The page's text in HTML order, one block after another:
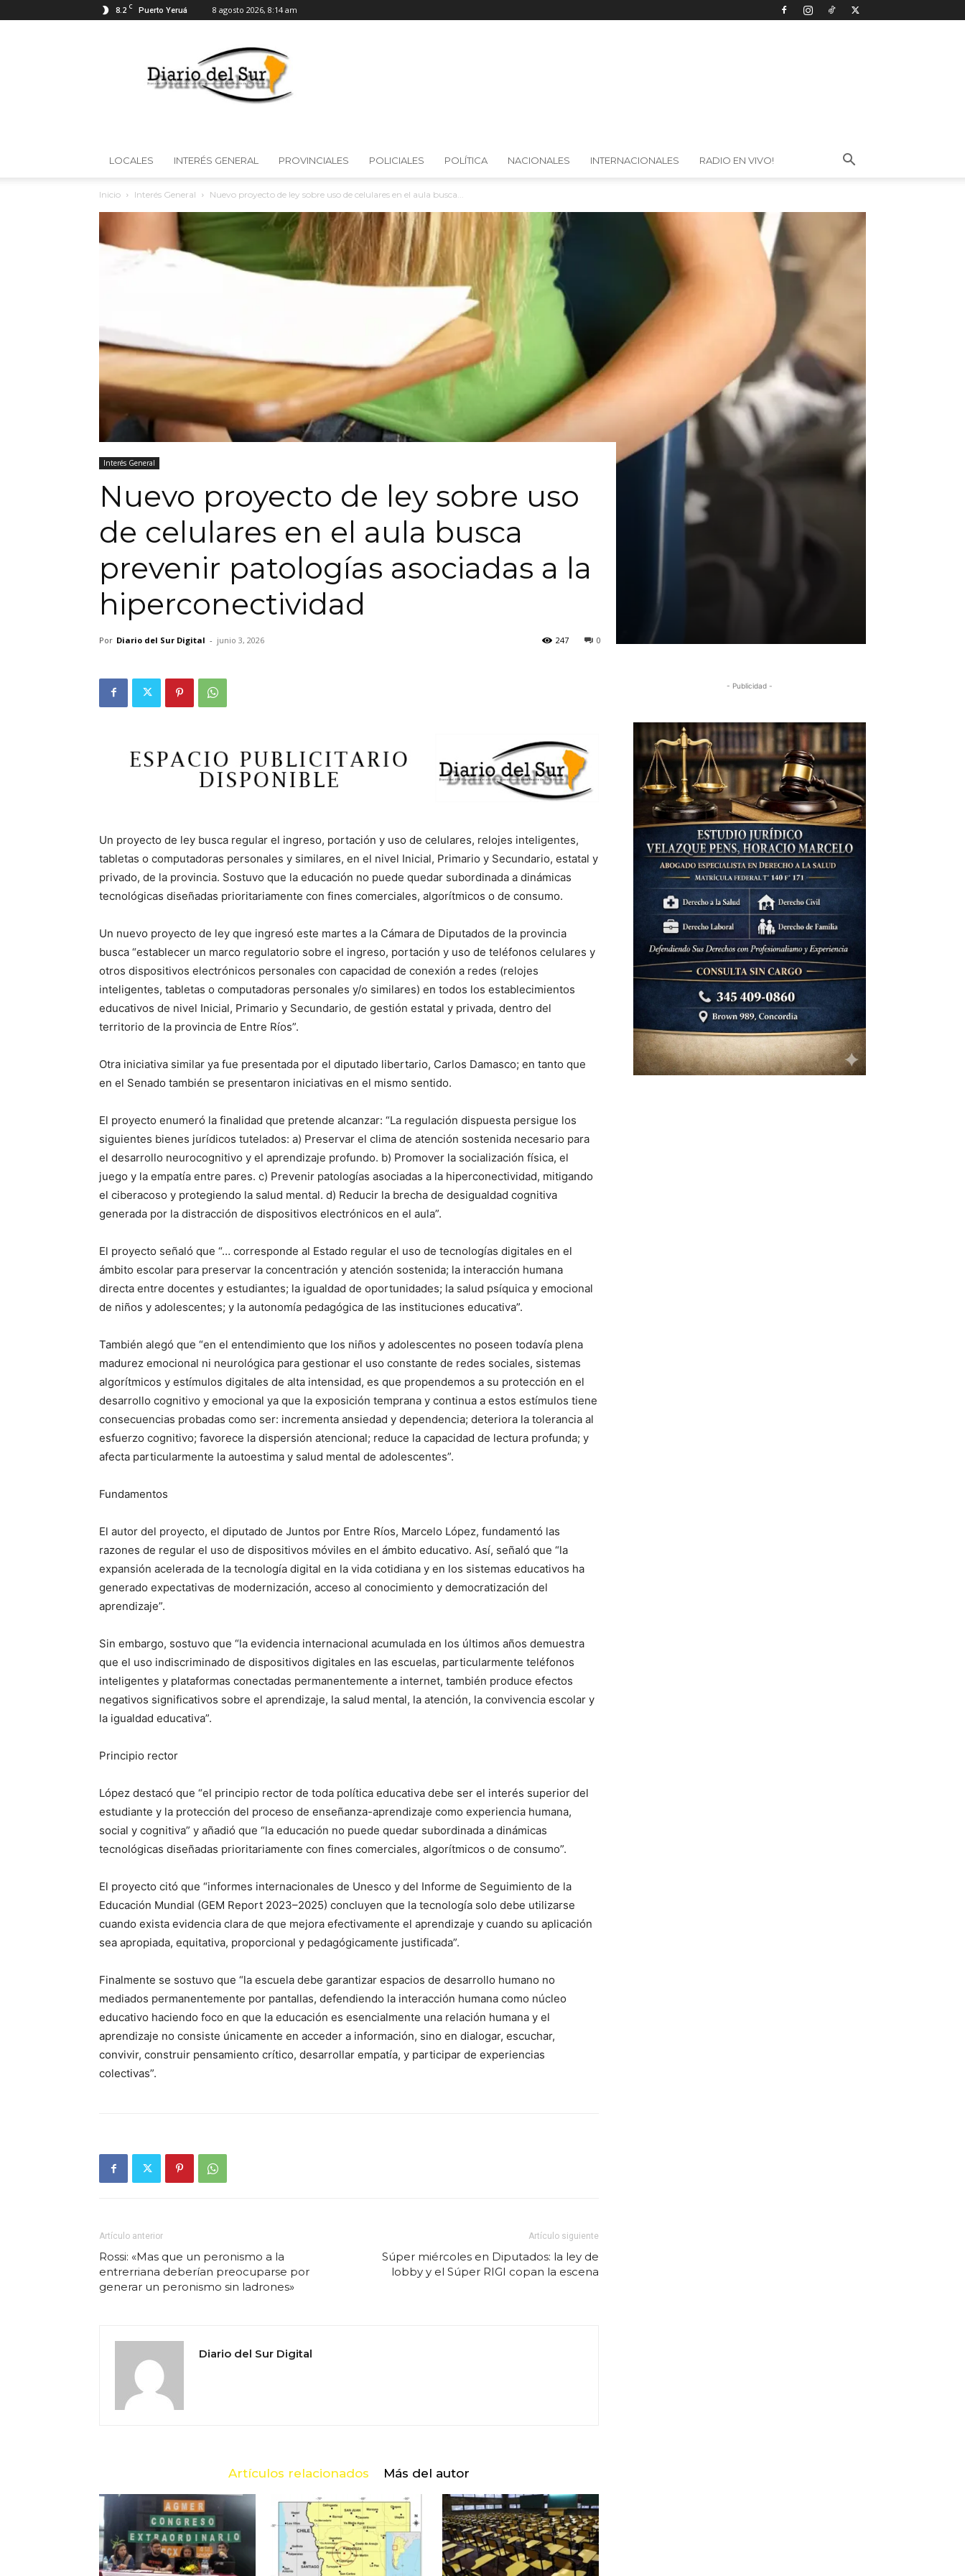
8.2 C Puerto Yeruá 8 agosto 2026, 8:14 am
Diario
del
Sur
LOCALES INTERÉS GENERAL PROVINCIALES POLICIALES POLÍTICA NACIONALES INTERNACIONALES RADIO EN VIVO!
Inicio Interés General Nuevo proyecto de ley sobre uso de celulares en el aula busca...
Interés General
Nuevo proyecto de ley sobre uso
de celulares en el aula busca
prevenir patologías asociadas a la
hiperconectividad
Por Diario del Sur Digital - junio 3, 2026 0
247
Un proyecto de ley busca regular el ingreso, portación y uso de celulares, relojes inteligentes,
tabletas o computadoras personales y similares, en el nivel Inicial, Primario y Secundario, estatal y
privado, de la provincia. Sostuvo que la educación no puede quedar subordinada a dinámicas
tecnológicas diseñadas prioritariamente con fines comerciales, algorítmicos o de consumo.
Un nuevo proyecto de ley que ingresó este martes a la Cámara de Diputados de la provincia
busca “establecer un marco regulatorio sobre el ingreso, portación y uso de teléfonos celulares y
otros dispositivos electrónicos personales con capacidad de conexión a redes (relojes
inteligentes, tabletas o computadoras personales y/o similares) en todos los establecimientos
educativos de nivel Inicial, Primario y Secundario, de gestión estatal y privada, dentro del
territorio de la provincia de Entre Ríos”.
Otra iniciativa similar ya fue presentada por el diputado libertario, Carlos Damasco; en tanto que
en el Senado también se presentaron iniciativas en el mismo sentido.
El proyecto enumeró la finalidad que pretende alcanzar: “La regulación dispuesta persigue los
siguientes bienes jurídicos tutelados: a) Preservar el clima de atención sostenida necesario para
el desarrollo neurocognitivo y el aprendizaje profundo. b) Promover la socialización física, el
juego y la empatía entre pares. c) Prevenir patologías asociadas a la hiperconectividad, mitigando
el ciberacoso y protegiendo la salud mental. d) Reducir la brecha de desigualdad cognitiva
generada por la distracción de dispositivos electrónicos en el aula”.
El proyecto señaló que “… corresponde al Estado regular el uso de tecnologías digitales en el
ámbito escolar para preservar la concentración y atención sostenida; la interacción humana
directa entre docentes y estudiantes; la igualdad de oportunidades; la salud psíquica y emocional
de niños y adolescentes; y la autonomía pedagógica de las instituciones educativa”.
También alegó que “en el entendimiento que los niños y adolescentes no poseen todavía plena
madurez emocional ni neurológica para gestionar el uso constante de redes sociales, sistemas
algorítmicos y estímulos digitales de alta intensidad, es que propendemos a su protección en el
desarrollo cognitivo y emocional ya que la exposición temprana y continua a estos estímulos tiene
consecuencias probadas como ser: incrementa ansiedad y dependencia; deteriora la tolerancia al
esfuerzo cognitivo; favorece la dispersión atencional; reduce la capacidad de lectura profunda; y
afecta particularmente la autoestima y salud mental de adolescentes”.
Fundamentos
El autor del proyecto, el diputado de Juntos por Entre Ríos, Marcelo López, fundamentó las
razones de regular el uso de dispositivos móviles en el ámbito educativo. Así, señaló que “la
expansión acelerada de la tecnología digital en la vida cotidiana y en los sistemas educativos ha
generado expectativas de modernización, acceso al conocimiento y democratización del
aprendizaje”.
Sin embargo, sostuvo que “la evidencia internacional acumulada en los últimos años demuestra
que el uso indiscriminado de dispositivos digitales en las escuelas, particularmente teléfonos
inteligentes y plataformas conectadas permanentemente a internet, también produce efectos
negativos significativos sobre el aprendizaje, la salud mental, la atención, la convivencia escolar y
la igualdad educativa”.
Principio rector
López destacó que “el principio rector de toda política educativa debe ser el interés superior del
estudiante y la protección del proceso de enseñanza-aprendizaje como experiencia humana,
social y cognitiva” y añadió que “la educación no puede quedar subordinada a dinámicas
tecnológicas diseñadas prioritariamente con fines comerciales, algorítmicos o de consumo”.
El proyecto citó que “informes internacionales de Unesco y del Informe de Seguimiento de la
Educación Mundial (GEM Report 2023–2025) concluyen que la tecnología solo debe utilizarse
cuando exista evidencia clara de que mejora efectivamente el aprendizaje y cuando su aplicación
sea apropiada, equitativa, proporcional y pedagógicamente justificada”.
Finalmente se sostuvo que “la escuela debe garantizar espacios de desarrollo humano no
mediados permanentemente por pantallas, defendiendo la interacción humana como núcleo
educativo haciendo foco en que la educación es esencialmente una relación humana y el
aprendizaje no consiste únicamente en acceder a información, sino en dialogar, escuchar,
convivir, construir pensamiento crítico, desarrollar empatía, y participar de experiencias
colectivas”.
Artículo anterior
Rossi: «Mas que un peronismo a la
entrerriana deberían preocuparse por
generar un peronismo sin ladrones»
Artículo siguiente
Súper miércoles en Diputados: la ley de
lobby y el Súper RIGI copan la escena
Diario del Sur Digital
Artículos relacionados Más del autor
- Publicidad -